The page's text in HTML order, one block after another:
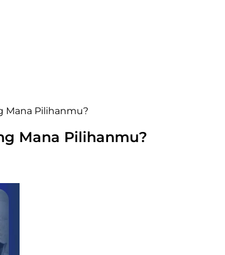
Mana Pilihanmu?
Mana Pilihanmu?